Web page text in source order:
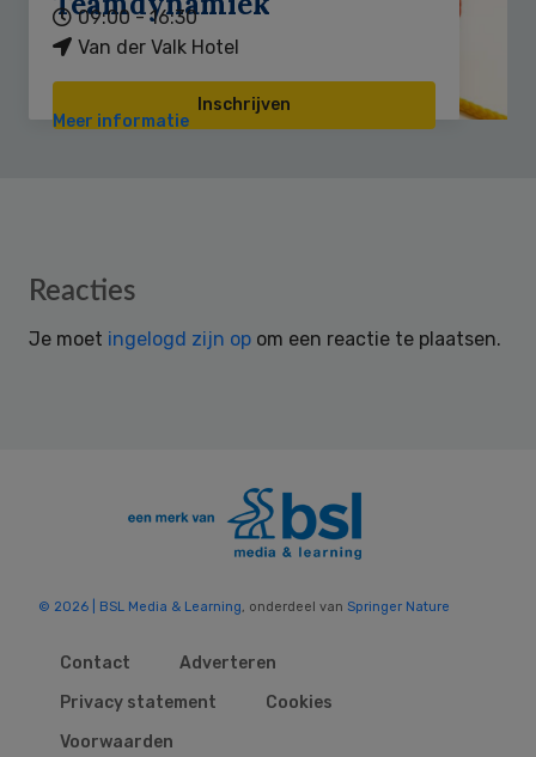
09:00 - 16:30
Van der Valk Hotel
Inschrijven
Meer informatie
Reader
Reacties
Je moet ingelogd zijn op om een reactie te plaatsen.
© 2026 | BSL Media & Learning, onderdeel van Springer Nature
Contact
Adverteren
Privacy statement
Cookies
Voorwaarden